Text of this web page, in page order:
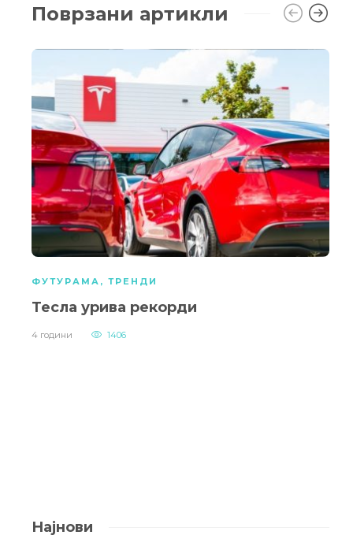
Поврзани артикли
ФУТУРАМА , ТРЕНДИ
Тесла урива рекорди
4 години 1406
Најнови